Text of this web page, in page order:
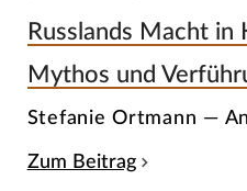
Russlands Macht in
Mythos und
Stefanie Ortmann —
Zum Beitrag